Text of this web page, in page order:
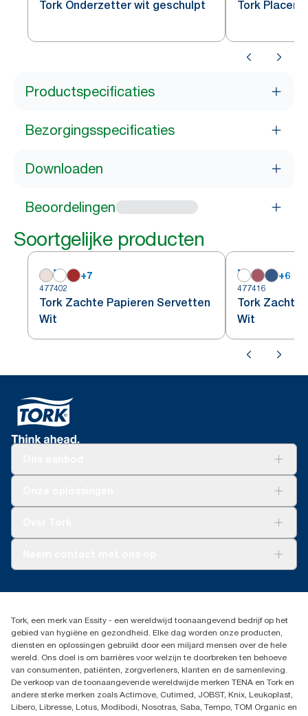
Tork Onderzetter wit geschulpt Tork
Productspecificaties
Bezorgingsspecificaties
Downloaden
Beoordelingen
Soortgelijke producten
+7
477402
Tork Zachte Papieren Servetten
Wit
+6
477416
Tork Zachte
Wit
Dispenserklacht
02 766 05 30
Essity Belgium NV
Berkenlaan 8B
1831 MACHELEN
Tork, een merk van Essity - een wereldwijd toonaangevend bedrijf op het
gebied van hygiëne en gezondheid. Elke dag worden onze producten,
diensten en oplossingen gebruikt door een miljard mensen over de hele
wereld. Ons doel is om barrières voor welzijn te doorbreken ten behoeve
van consumenten, patiënten, zorgverleners, klanten en de samenleving.
De verkoop van de toonaangevende wereldwijde merken TENA en Tork en
andere sterke merken zoals Actimove, Cutimed, JOBST, Knix, Leukoplast,
Libero, Libresse, Lotus, Modibodi, Nosotras, Saba, Tempo, TOM Organic en